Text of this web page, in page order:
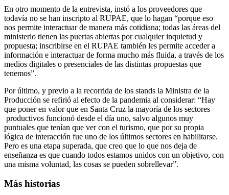
En otro momento de la entrevista, instó a los proveedores que
todavía no se han inscripto al RUPAE, que lo hagan “porque eso
nos permite interactuar de manera más cotidiana; todas las áreas del
ministerio tienen las puertas abiertas por cualquier inquietud y
propuesta; inscribirse en el RUPAE también les permite acceder a
información e interactuar de forma mucho más fluida, a través de los
medios digitales o presenciales de las distintas propuestas que
tenemos”.
Por último, y previo a la recorrida de los stands la Ministra de la
Producción se refirió al efecto de la pandemia al considerar: “Hay
que poner en valor que en Santa Cruz la mayoría de los sectores
productivos funcionó desde el día uno, salvo algunos muy
puntuales que tenían que ver con el turismo, que por su propia
lógica de interacción fue uno de los últimos sectores en habilitarse.
Pero es una etapa superada, que creo que lo que nos deja de
enseñanza es que cuando todos estamos unidos con un objetivo, con
una misma voluntad, las cosas se pueden sobrellevar”.
Más historias